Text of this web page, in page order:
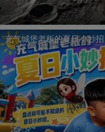
充气城堡老板的夏日小妙招